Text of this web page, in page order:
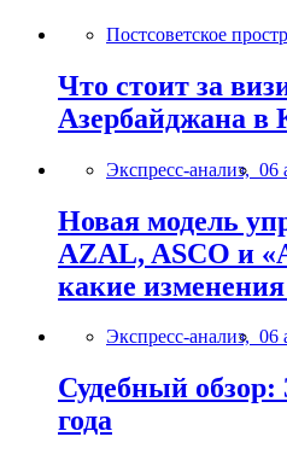
Постсоветское
Что стоит за
Азербайджана в
Экспресс-анализ, 06
Новая модель
AZAL, ASCO и
какие изменения
Экспресс-анализ, 06
Судебный обзор:
года